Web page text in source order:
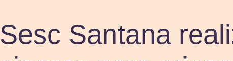
Sesc Santana